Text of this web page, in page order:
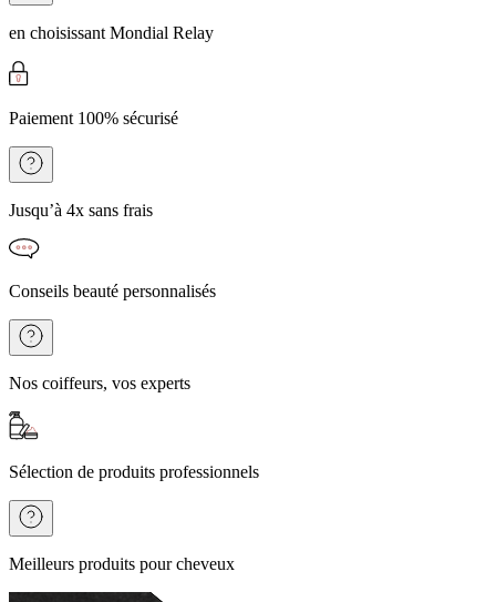
en choisissant Mondial Relay
Paiement 100% sécurisé
Jusqu’à 4x sans frais
Conseils beauté personnalisés
Nos coiffeurs, vos experts
Sélection de produits professionnels
Meilleurs produits pour cheveux